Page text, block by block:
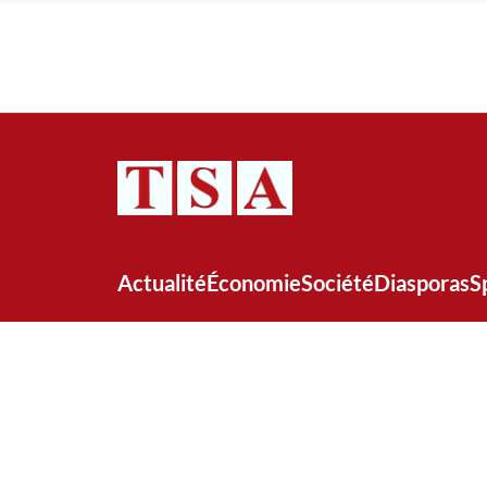
ActualitéÉconomieSociétéDiasporas